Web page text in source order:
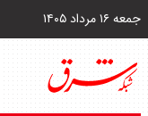
جمعه ۱۶ مرداد ۱۴۰۵